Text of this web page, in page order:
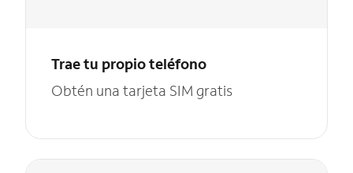
Trae tu propio teléfono
Obtén una tarjeta SIM gratis